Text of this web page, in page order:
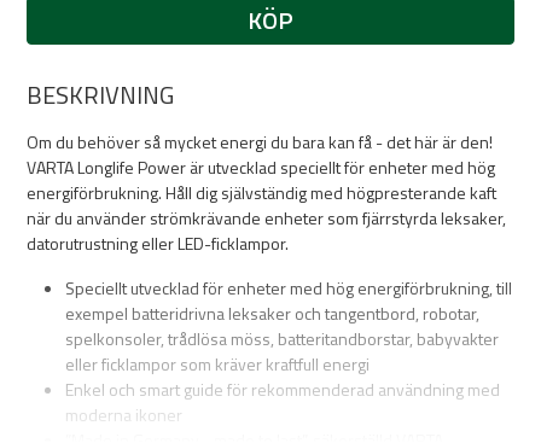
KÖP
BESKRIVNING
Om du behöver så mycket energi du bara kan få - det här är den!
VARTA Longlife Power är utvecklad speciellt för enheter med hög
energiförbrukning. Håll dig självständig med högpresterande kaft
när du använder strömkrävande enheter som fjärrstyrda leksaker,
datorutrustning eller LED-ficklampor.
Speciellt utvecklad för enheter med hög energiförbrukning, till
exempel batteridrivna leksaker och tangentbord, robotar,
spelkonsoler, trådlösa möss, batteritandborstar, babyvakter
eller ficklampor som kräver kraftfull energi
Enkel och smart guide för rekommenderad användning med
moderna ikoner